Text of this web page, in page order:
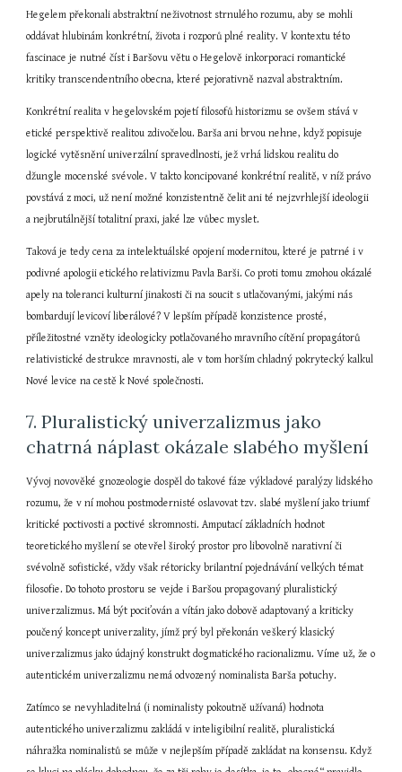
Hegelem překonali abstraktní neživotnost strnulého rozumu, aby se mohli
oddávat hlubinám konkrétní, života i rozporů plné reality. V kontextu této
fascinace je nutné číst i Baršovu větu o Hegelově inkorporaci romantické
kritiky transcendentního obecna, které pejorativně nazval abstraktním.
Konkrétní realita v hegelovském pojetí filosofů historizmu se ovšem stává v
etické perspektivě realitou zdivočelou. Barša ani brvou nehne, když popisuje
logické vytěsnění univerzální spravedlnosti, jež vrhá lidskou realitu do
džungle mocenské svévole. V takto koncipované konkrétní realitě, v níž právo
povstává z moci, už není možné konzistentně čelit ani té nejzvrhlejší ideologii
a nejbrutálnější totalitní praxi, jaké lze vůbec myslet.
Taková je tedy cena za intelektuálské opojení modernitou, které je patrné i v
podivné apologii etického relativizmu Pavla Barši. Co proti tomu zmohou okázalé
apely na toleranci kulturní jinakosti či na soucit s utlačovanými, jakými nás
bombardují levicoví liberálové? V lepším případě konzistence prosté,
příležitostné vzněty ideologicky potlačovaného mravního cítění propagátorů
relativistické destrukce mravnosti, ale v tom horším chladný pokrytecký kalkul
Nové levice na cestě k Nové společnosti.
7. Pluralistický univerzalizmus jako
chatrná náplast okázale slabého myšlení
Vývoj novověké gnozeologie dospěl do takové fáze výkladové paralýzy lidského
rozumu, že v ní mohou postmodernisté oslavovat tzv. slabé myšlení jako triumf
kritické poctivosti a poctivé skromnosti. Amputací základních hodnot
teoretického myšlení se otevřel široký prostor pro libovolně narativní či
svévolně sofistické, vždy však rétoricky brilantní pojednávání velkých témat
filosofie. Do tohoto prostoru se vejde i Baršou propagovaný pluralistický
univerzalizmus. Má být pociťován a vítán jako dobově adaptovaný a kriticky
poučený koncept univerzality, jímž prý byl překonán veškerý klasický
univerzalizmus jako údajný konstrukt dogmatického racionalizmu. Víme už, že o
autentickém univerzalizmu nemá odvozený nominalista Barša potuchy.
Zatímco se nevyhladitelná (i nominalisty pokoutně užívaná) hodnota
autentického univerzalizmu zakládá v inteligibilní realitě, pluralistická
náhražka nominalistů se může v nejlepším případě zakládat na konsensu. Když